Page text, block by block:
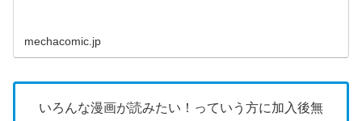
mechacomic.jp
いろんな漫画が読みたい！っていう方に加入後無